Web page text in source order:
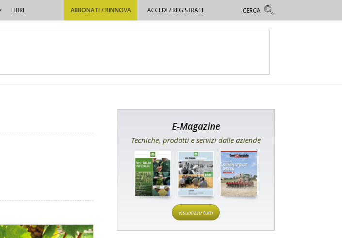
LIBRI ABBONATI / RINNOVA ACCEDI / REGISTRATI
E-Magazine
Tecniche, prodotti e servizi dalle aziende
Visualizza tutti